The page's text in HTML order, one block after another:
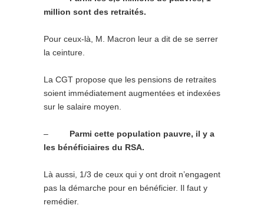
million sont des retraités.
Pour ceux-là, M. Macron leur a dit de se serrer
la ceinture.
La CGT propose que les pensions de retraites
soient immédiatement augmentées et indexées
sur le salaire moyen.
– Parmi cette population pauvre, il y a
les bénéficiaires du RSA.
Là aussi, 1/3 de ceux qui y ont droit n’engagent
pas la démarche pour en bénéficier. Il faut y
remédier.